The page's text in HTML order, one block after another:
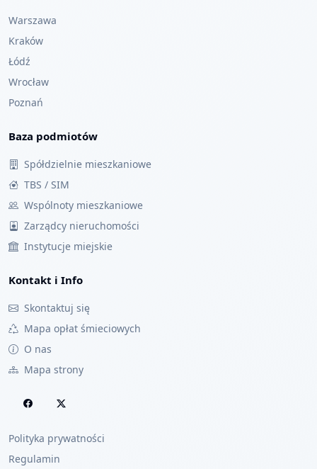
Warszawa
Kraków
Łódź
Wrocław
Poznań
Baza podmiotów
Spółdzielnie mieszkaniowe
TBS / SIM
Wspólnoty mieszkaniowe
Zarządcy nieruchomości
Instytucje miejskie
Kontakt i Info
Skontaktuj się
Mapa opłat śmieciowych
O nas
Mapa strony
Polityka prywatności
Regulamin